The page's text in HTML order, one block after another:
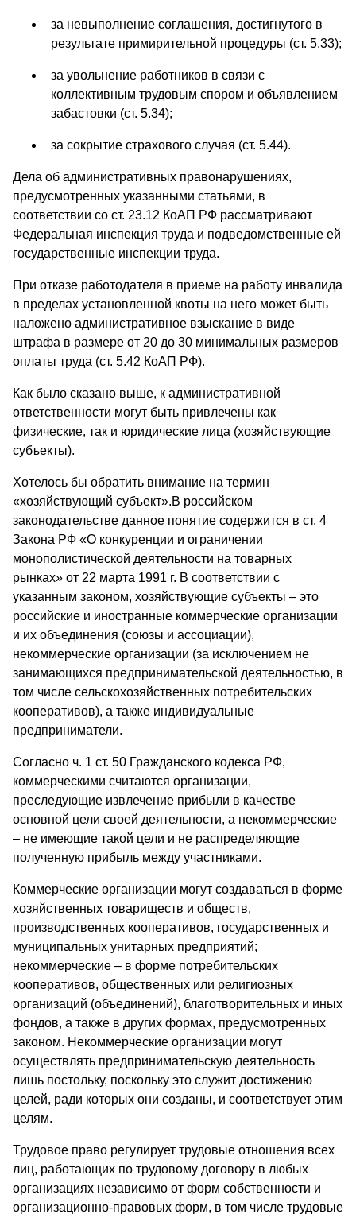
за невыполнение соглашения, достигнутого в
результате примирительной процедуры (ст. 5.33);
за увольнение работников в связи с
коллективным трудовым спором и объявлением
забастовки (ст. 5.34);
за сокрытие страхового случая (ст. 5.44).
Дела об административных правонарушениях,
предусмотренных указанными статьями, в
соответствии со ст. 23.12 КоАП РФ рассматривают
Федеральная инспекция труда и подведомственные ей
государственные инспекции труда.
При отказе работодателя в приеме на работу инвалида
в пределах установленной квоты на него может быть
наложено административное взыскание в виде
штрафа в размере от 20 до 30 минимальных размеров
оплаты труда (ст. 5.42 КоАП РФ).
Как было сказано выше, к административной
ответственности могут быть привлечены как
физические, так и юридические лица (хозяйствующие
субъекты).
Хотелось бы обратить внимание на термин
«хозяйствующий субъект».В российском
законодательстве данное понятие содержится в ст. 4
Закона РФ «О конкуренции и ограничении
монополистической деятельности на товарных
рынках» от 22 марта 1991 г. В соответствии с
указанным законом, хозяйствующие субъекты – это
российские и иностранные коммерческие организации
и их объединения (союзы и ассоциации),
некоммерческие организации (за исключением не
занимающихся предпринимательской деятельностью, в
том числе сельскохозяйственных потребительских
кооперативов), а также индивидуальные
предприниматели.
Согласно ч. 1 ст. 50 Гражданского кодекса РФ,
коммерческими считаются организации,
преследующие извлечение прибыли в качестве
основной цели своей деятельности, а некоммерческие
– не имеющие такой цели и не распределяющие
полученную прибыль между участниками.
Коммерческие организации могут создаваться в форме
хозяйственных товариществ и обществ,
производственных кооперативов, государственных и
муниципальных унитарных предприятий;
некоммерческие – в форме потребительских
кооперативов, общественных или религиозных
организаций (объединений), благотворительных и иных
фондов, а также в других формах, предусмотренных
законом. Некоммерческие организации могут
осуществлять предпринимательскую деятельность
лишь постольку, поскольку это служит достижению
целей, ради которых они созданы, и соответствует этим
целям.
Трудовое право регулирует трудовые отношения всех
лиц, работающих по трудовому договору в любых
организациях независимо от форм собственности и
организационно-правовых форм, в том числе трудовые